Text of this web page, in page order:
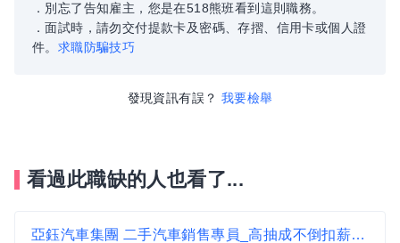
．別忘了告知雇主，您是在518熊班看到這則職務。
．面試時，請勿交付提款卡及密碼、存摺、信用卡或個人證
件。 求職防騙技巧
發現資訊有誤？ 我要檢舉
看過此職缺的人也看了...
亞鈺汽車集團 二手汽車銷售專員_高抽成不倒扣薪+獨家保固撐腰